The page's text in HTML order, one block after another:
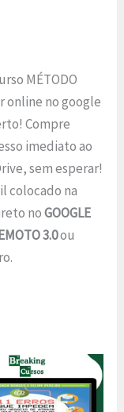
MÉTODO
online no google
Compre
imediato ao
sem esperar!
colocado na
noGOOGLE
3.0ou